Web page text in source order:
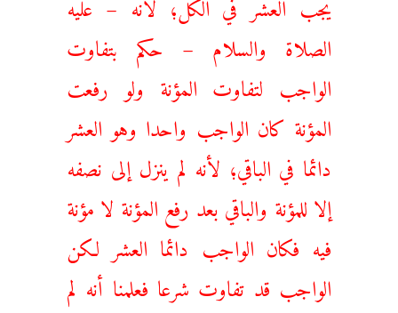
الصلاة والسلام – حكم بتفاوت
الواجب لتفاوت المؤنة ولو رفعت
المؤنة كان الواجب واحدا وهو العشر
دائما في الباقي؛ لأنه لم ينزل إلى نصفه
إلا للمؤنة والباقي بعد رفع المؤنة لا مؤنة
فيه فكان الواجب دائما العشر لكن
الواجب قد تفاوت شرعا فعلمنا أنه لم